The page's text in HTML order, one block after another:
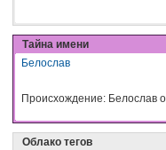
Тайна имени
Белослав
Происхождение: Белослав
Облако тегов